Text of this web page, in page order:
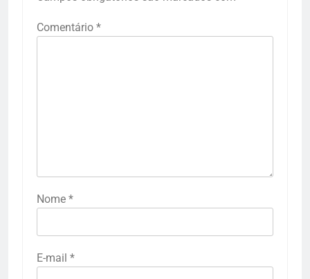
Comentário *
Nome *
E-mail *